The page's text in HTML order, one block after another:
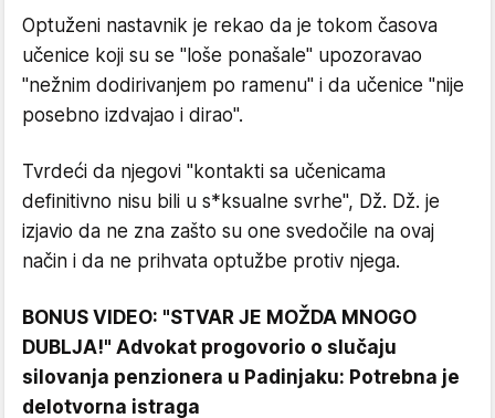
Optuženi nastavnik je rekao da je tokom časova
učenice koji su se "loše ponašale" upozoravao
"nežnim dodirivanjem po ramenu" i da učenice "nije
posebno izdvajao i dirao".
Tvrdeći da njegovi "kontakti sa učenicama
definitivno nisu bili u s*ksualne svrhe", Dž. Dž. je
izjavio da ne zna zašto su one svedočile na ovaj
način i da ne prihvata optužbe protiv njega.
BONUS VIDEO: "STVAR JE MOŽDA MNOGO
DUBLJA!" Advokat progovorio o slučaju
silovanja penzionera u Padinjaku: Potrebna je
delotvorna istraga